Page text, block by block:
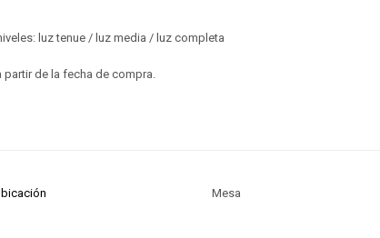
luz tenue / luz media / luz completa
partir de la fecha de compra.
Mesa